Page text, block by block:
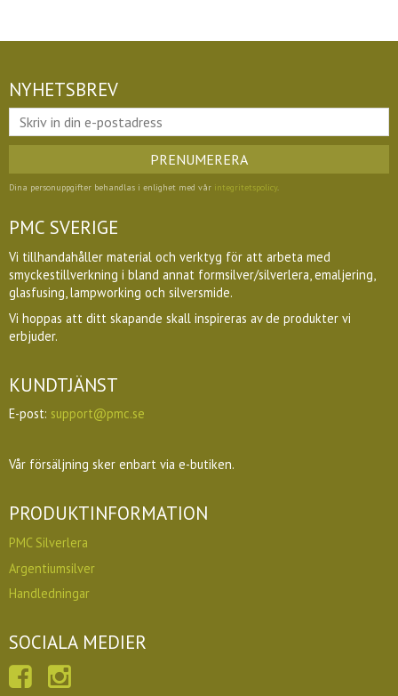
NYHETSBREV
PRENUMERERA
Dina personuppgifter behandlas i enlighet med vår integritetspolicy.
PMC SVERIGE
Vi tillhandahåller material och verktyg för att arbeta med
smyckestillverkning i bland annat formsilver/silverlera, emaljering,
glasfusing, lampworking och silversmide.
Vi hoppas att ditt skapande skall inspireras av de produkter vi
erbjuder.
KUNDTJÄNST
E-post: support@pmc.se
Vår försäljning sker enbart via e-butiken.
PRODUKTINFORMATION
PMC Silverlera
Argentiumsilver
Handledningar
SOCIALA MEDIER